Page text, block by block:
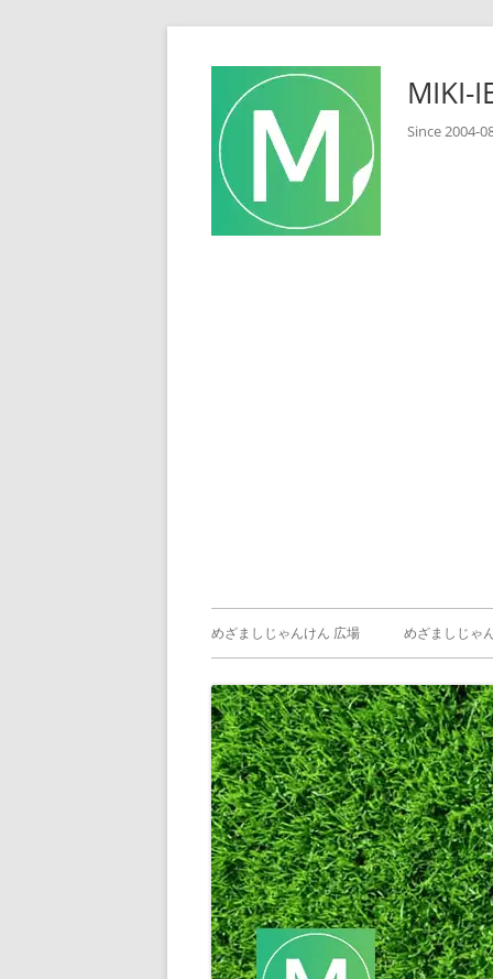
MIKI-
Since 2004-
メ
イ
ン
メ
ニ
ュ
ー
めざましじゃんけん 広場 めざましじゃ
じゃんけん ）